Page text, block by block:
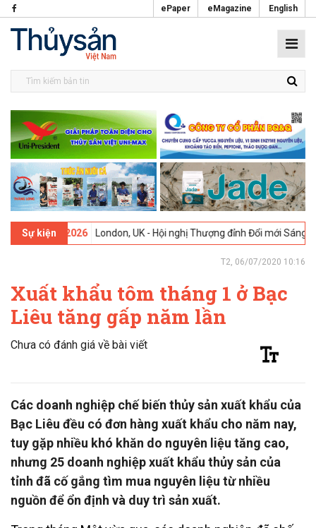
ePaper eMagazine English
Sự kiện
09-02-2026 London, UK - Hội nghị Thượng đỉnh Đổi mới Sáng tạo
T2, 06/07/2020 10:16
Xuất khẩu tôm tháng 1 ở Bạc
Liêu tăng gấp năm lần
Chưa có đánh giá về bài viết
Các doanh nghiệp chế biến thủy sản xuất khẩu của
Bạc Liêu đều có đơn hàng xuất khẩu cho năm nay,
tuy gặp nhiều khó khăn do nguyên liệu tăng cao,
nhưng 25 doanh nghiệp xuất khẩu thủy sản của
tỉnh đã cố gắng tìm mua nguyên liệu từ nhiều
nguồn để ổn định và duy trì sản xuất.